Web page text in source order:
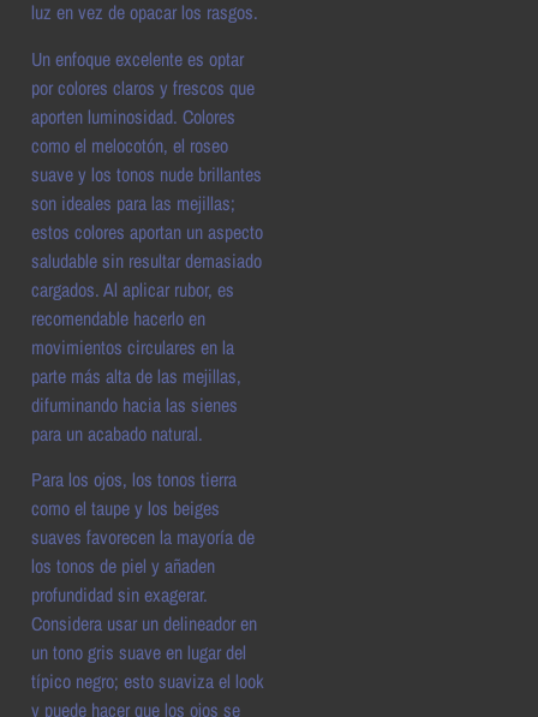
luz en vez de opacar los rasgos.
Un enfoque excelente es optar
por colores claros y frescos que
aporten luminosidad. Colores
como el melocotón, el roseo
suave y los tonos nude brillantes
son ideales para las mejillas;
estos colores aportan un aspecto
saludable sin resultar demasiado
cargados. Al aplicar rubor, es
recomendable hacerlo en
movimientos circulares en la
parte más alta de las mejillas,
difuminando hacia las sienes
para un acabado natural.
Para los ojos, los tonos tierra
como el taupe y los beiges
suaves favorecen la mayoría de
los tonos de piel y añaden
profundidad sin exagerar.
Considera usar un delineador en
un tono gris suave en lugar del
típico negro; esto suaviza el look
y puede hacer que los ojos se